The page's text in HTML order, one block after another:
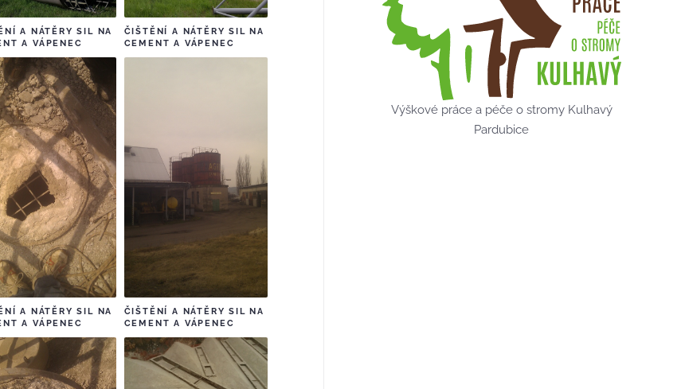
A NÁTĚRY SIL NA
A VÁPENEC
ČIŠTĚNÍ A NÁTĚRY SIL NA
CEMENT A VÁPENEC
A NÁTĚRY SIL NA
A VÁPENEC
ČIŠTĚNÍ A NÁTĚRY SIL NA
CEMENT A VÁPENEC
Výškové práce a péče o stromy Kulhavý
Pardubice